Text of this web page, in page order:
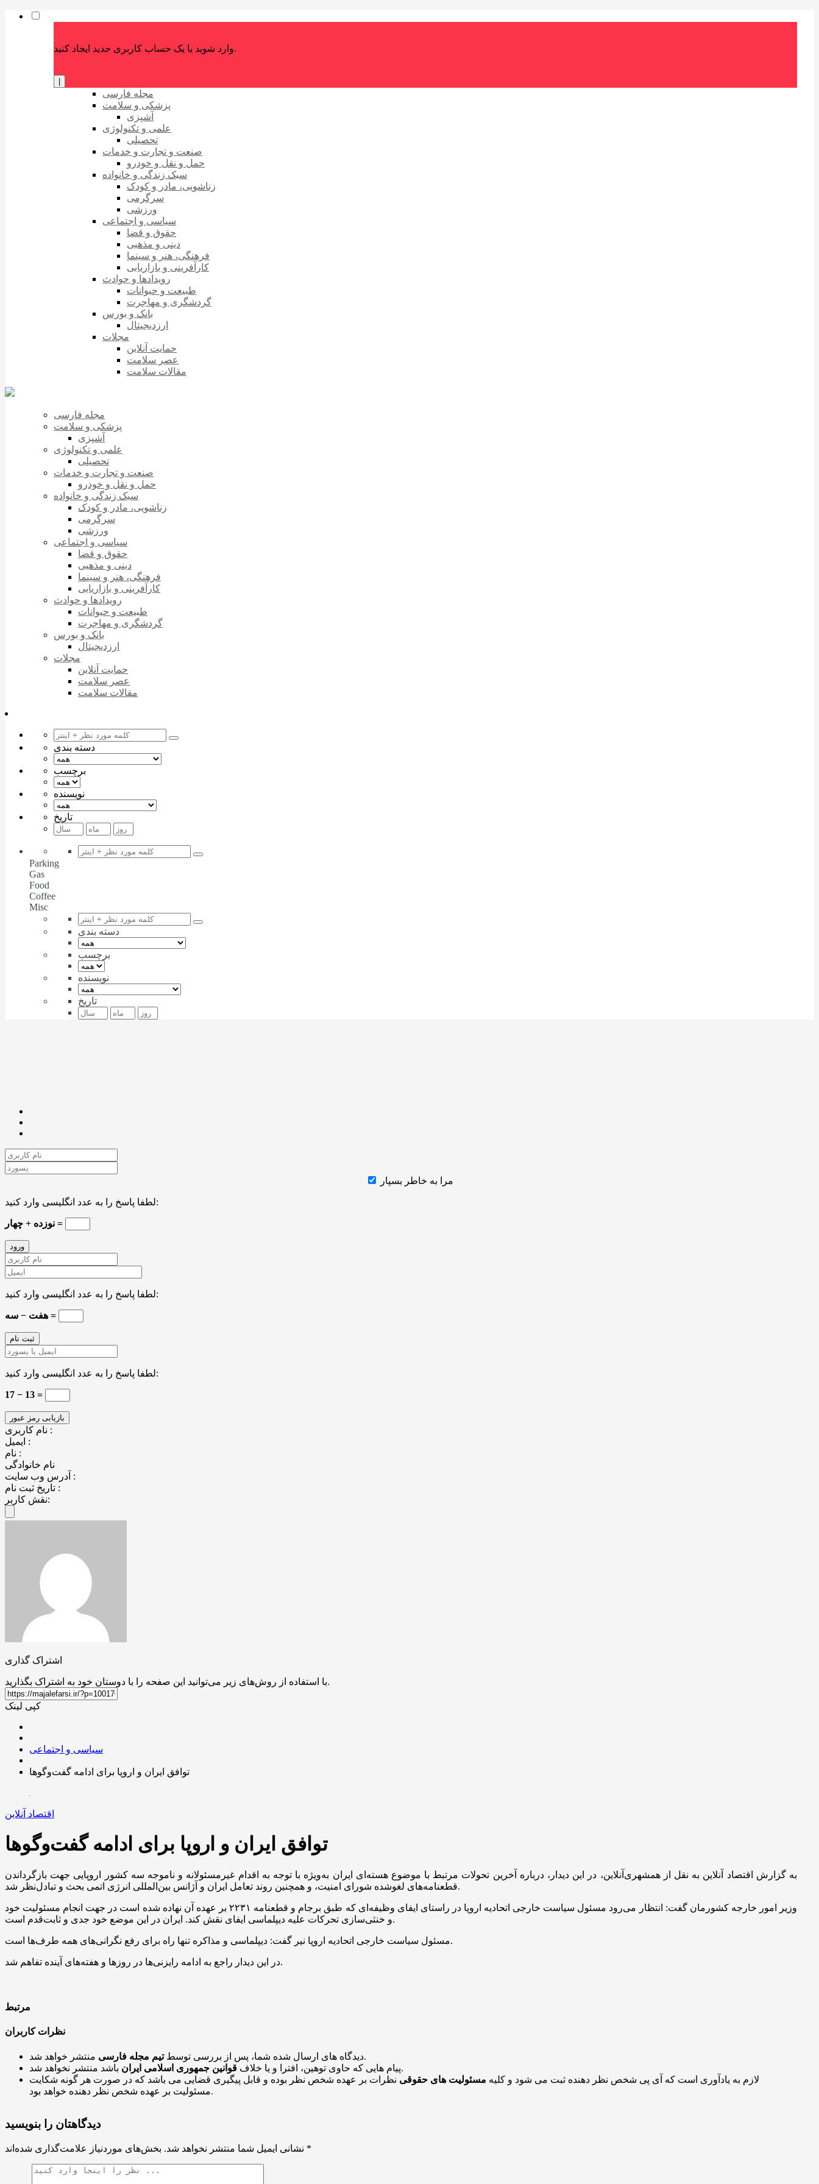
وارد شوید یا یک حساب کاربری جدید ایجاد کنید.
مجله فارسی
پزشکی و سلامت
آشپزی
علمی و تکنولوژی
تحصیلی
صنعت و تجارت و خدمات
حمل و نقل و خودرو
سبک زندگی و خانواده
زناشویی، مادر و کودک
سرگرمی
ورزشی
سیاسی و اجتماعی
حقوق و قضا
دینی و مذهبی
فرهنگی، هنر و سینما
کارآفرینی و بازاریابی
رویدادها و حوادث
طبیعت و حیوانات
گردشگری و مهاجرت
بانک و بورس
ارزدیجیتال
مجلات
حمایت آنلاین
عصر سلامت
مقالات سلامت
مجله فارسی
پزشکی و سلامت
آشپزی
علمی و تکنولوژی
تحصیلی
صنعت و تجارت و خدمات
حمل و نقل و خودرو
سبک زندگی و خانواده
زناشویی، مادر و کودک
سرگرمی
ورزشی
سیاسی و اجتماعی
حقوق و قضا
دینی و مذهبی
فرهنگی، هنر و سینما
کارآفرینی و بازاریابی
رویدادها و حوادث
طبیعت و حیوانات
گردشگری و مهاجرت
بانک و بورس
ارزدیجیتال
مجلات
حمایت آنلاین
عصر سلامت
مقالات سلامت
دسته بندی
برچسب
نویسنده
تاریخ
Parking
Gas
Food
Coffee
Misc
دسته بندی
برچسب
نویسنده
تاریخ
مرا به خاطر بسپار
لطفا پاسخ را به عدد انگلیسی وارد کنید:
نوزده + چهار =
لطفا پاسخ را به عدد انگلیسی وارد کنید:
هفت − سه =
لطفا پاسخ را به عدد انگلیسی وارد کنید:
17 − 13 =
نام کاربری :
ایمیل :
نام :
نام خانوادگی
آدرس وب سایت :
تاریخ ثبت نام :
نقش کاربر:
اشتراک گذاری
با استفاده از روش‌های زیر می‌توانید این صفحه را با دوستان خود به اشتراک بگذارید.
کپی لینک
سیاسی و اجتماعی
توافق ایران و اروپا برای ادامه گفت‌و‌گو‌ها
اقتصاد آنلاین
توافق ایران و اروپا برای ادامه گفت‌و‌گو‌ها
به گزارش اقتصاد آنلاین به نقل از همشهری‌آنلاین، در این دیدار، درباره آخرین تحولات مرتبط با موضوع هسته‌ای ایران‌ به‌ویژه با توجه به اقدام غیرمسئولانه و ناموجه سه کشور اروپایی جهت بازگرداندن
قطعنامه‌های لغوشده شورای امنیت، و همچنین روند تعامل ایران و آژانس بین‌المللی انرژی اتمی بحث و تبادل‌نظر شد.
وزیر امور خارجه کشورمان گفت: انتظار می‌رود مسئول سیاست خارجی اتحادیه اروپا در راستای ایفای وظیفه‌ای که طبق برجام و قطعنامه ۲۲۳۱ بر عهده آن نهاده شده است در جهت انجام مسئولیت خود
و خنثی‌سازی تحرکات علیه دیپلماسی ایفای نقش کند. ایران در این موضع خود جدی و ثابت‌قدم است.
مسئول سیاست خارجی اتحادیه اروپا نیر گفت: دیپلماسی و مذاکره تنها راه برای رفع نگرانی‌های همه طرف‌ها است.
در این دیدار راجع به ادامه رایزنی‌ها در روزها و هفته‌های آینده تفاهم شد.
مرتبط
نظرات کاربران
دیدگاه های ارسال شده شما، پس از بررسی توسطتیم مجله فارسی
منتشر خواهد شد.
پیام هایی که حاوی توهین، افترا و یا خلاف قوانین جمهوری اسلامی ایران
باشد منتشر نخواهد شد.
لازم به یادآوری است که آی پی شخص نظر دهنده ثبت می شود و کلیه مسئولیت های حقوقی نظرات بر عهده شخص نظر بوده و قابل پیگیری قضایی می باشد که در صورت هر گونه شکایت
مسئولیت بر عهده شخص نظر دهنده خواهد بود.
دیدگاهتان را بنویسید
نشانی ایمیل شما منتشر نخواهد شد. *